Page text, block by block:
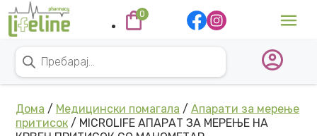
Skip to content
Main Navigation
0
Дома / Медицински помагала / Апарати за мерење
притисок / MICROLIFE АПАРАТ ЗА МЕРЕЊЕ НА